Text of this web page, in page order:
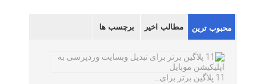
محبوب ترین مطالب اخیر برچسب ها
11 پلاگین برتر برای…